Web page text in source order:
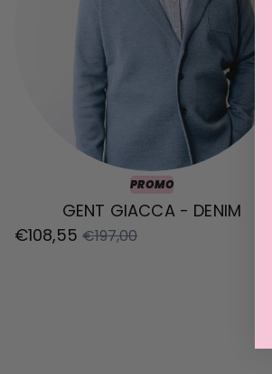
PROMO
GENT GIACCA - DENIM
€108,55 €197,00